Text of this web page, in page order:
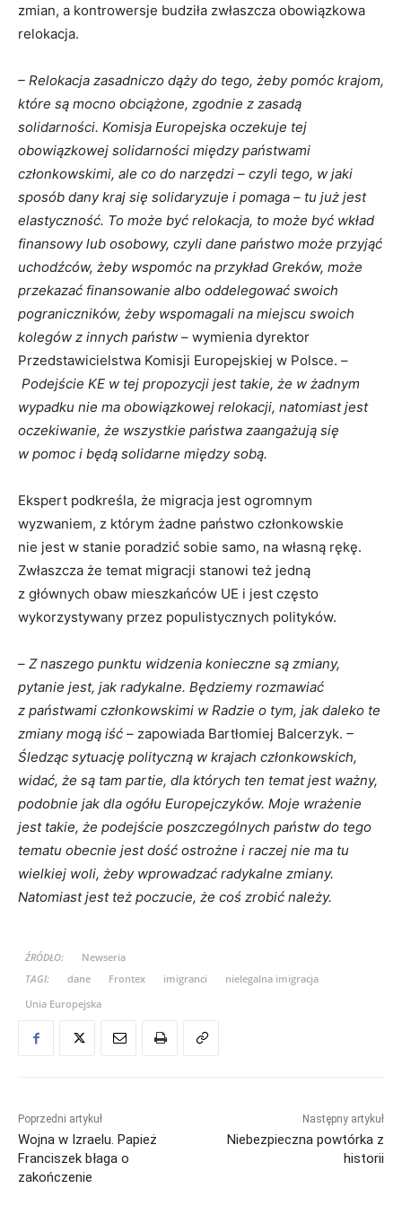
zmian, a kontrowersje budziła zwłaszcza obowiązkowa
relokacja.
– Relokacja zasadniczo dąży do tego, żeby pomóc krajom,
które są mocno obciążone, zgodnie z zasadą
solidarności. Komisja Europejska oczekuje tej
obowiązkowej solidarności między państwami
członkowskimi, ale co do narzędzi – czyli tego, w jaki
sposób dany kraj się solidaryzuje i pomaga – tu już jest
elastyczność. To może być relokacja, to może być wkład
finansowy lub osobowy, czyli dane państwo może przyjąć
uchodźców, żeby wspomóc na przykład Greków, może
przekazać finansowanie albo oddelegować swoich
pograniczników, żeby wspomagali na miejscu swoich
kolegów z innych państw – wymienia dyrektor
Przedstawicielstwa Komisji Europejskiej w Polsce. –
Podejście KE w tej propozycji jest takie, że w żadnym
wypadku nie ma obowiązkowej relokacji, natomiast jest
oczekiwanie, że wszystkie państwa zaangażują się
w pomoc i będą solidarne między sobą.
Ekspert podkreśla, że migracja jest ogromnym
wyzwaniem, z którym żadne państwo członkowskie
nie jest w stanie poradzić sobie samo, na własną rękę.
Zwłaszcza że temat migracji stanowi też jedną
z głównych obaw mieszkańców UE i jest często
wykorzystywany przez populistycznych polityków.
– Z naszego punktu widzenia konieczne są zmiany,
pytanie jest, jak radykalne. Będziemy rozmawiać
z państwami członkowskimi w Radzie o tym, jak daleko te
zmiany mogą iść – zapowiada Bartłomiej Balcerzyk. –
Śledząc sytuację polityczną w krajach członkowskich,
widać, że są tam partie, dla których ten temat jest ważny,
podobnie jak dla ogółu Europejczyków. Moje wrażenie
jest takie, że podejście poszczególnych państw do tego
tematu obecnie jest dość ostrożne i raczej nie ma tu
wielkiej woli, żeby wprowadzać radykalne zmiany.
Natomiast jest też poczucie, że coś zrobić należy.
ŹRÓDŁO:
Newseria
TAGI:
dane Frontex imigranci
nielegalna imigracja
Unia Europejska
Poprzedni artykuł
Wojna w Izraelu. Papież
Franciszek błaga o
zakończenie
Następny artykuł
Niebezpieczna powtórka z
historii